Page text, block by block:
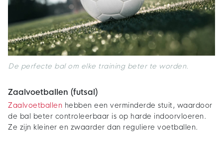
De perfecte bal om elke training beter te worden.
Zaalvoetballen (futsal)
Zaalvoetballen hebben een verminderde stuit, waardoor
de bal beter controleerbaar is op harde indoorvloeren.
Ze zijn kleiner en zwaarder dan reguliere voetballen.